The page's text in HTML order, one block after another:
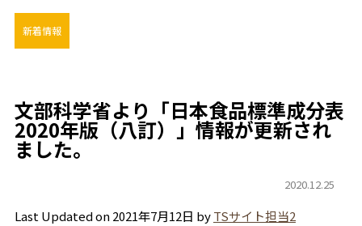
新着情報
文部科学省より「日本食品標準成分表
2020年版（八訂）」情報が更新され
ました。
2020.12.25
Last Updated on 2021年7月12日 byTSサイト担当2